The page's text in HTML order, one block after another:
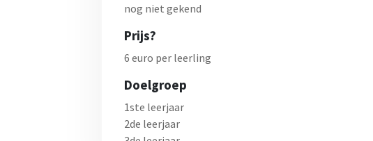
nog niet gekend
Prijs?
6 euro per leerling
Doelgroep
1ste leerjaar
2de leerjaar